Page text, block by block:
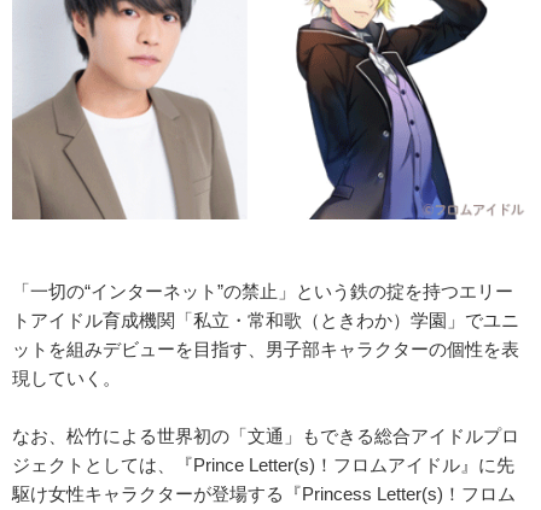
「一切の“インターネット”の禁止」という鉄の掟を持つエリー
トアイドル育成機関「私立・常和歌（ときわか）学園」でユニ
ットを組みデビューを目指す、男子部キャラクターの個性を表
現していく。
なお、松竹による世界初の「文通」もできる総合アイドルプロ
ジェクトとしては、『Prince Letter(s)！フロムアイドル』に先
駆け女性キャラクターが登場する『Princess Letter(s)！フロム